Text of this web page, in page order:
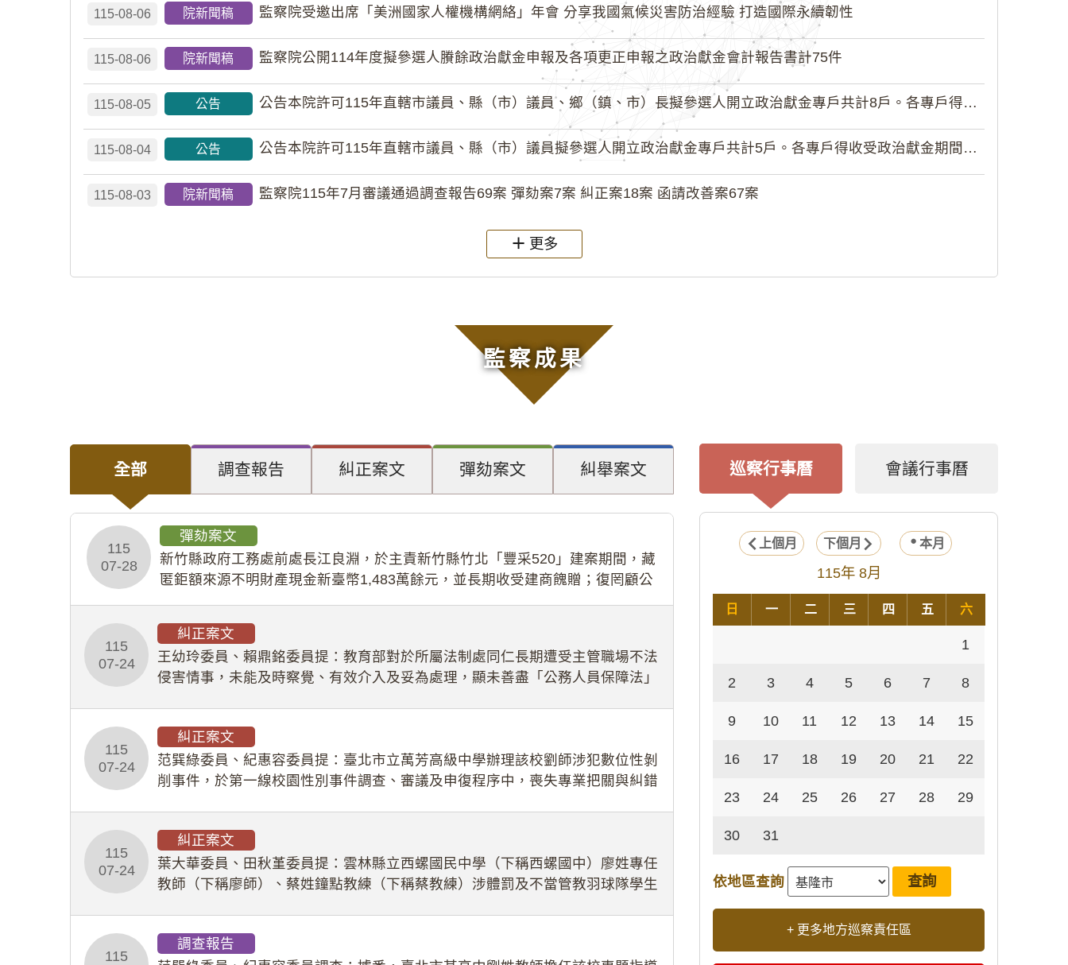
115-08-06 院新聞稿 監察院受邀出席「美洲國家人權機構網絡」年會 分享我國氣候災害防治經驗 打造國際永續韌性
115-08-06 院新聞稿 監察院公開114年度擬參選人賸餘政治獻金申報及各項更正申報之政治獻金會計報告書計75件
115-08-05 公告 公告本院許可115年直轄市議員、縣（市）議員、鄉（鎮、市）長擬參選人開立政治獻金專戶共計8戶。各專戶得收受...
115-08-04 公告 公告本院許可115年直轄市議員、縣（市）議員擬參選人開立政治獻金專戶共計5戶。各專戶得收受政治獻金期間為自...
115-08-03 院新聞稿 監察院115年7月審議通過調查報告69案 彈劾案7案 糾正案18案 函請改善案67案
更多
監察成果
全部 調查報告 糾正案文 彈劾案文 糾舉案文
115
07-28
彈劾案文
新竹縣政府工務處前處長江良淵，於主責新竹縣竹北「豐采520」建案期間，藏
匿鉅額來源不明財產現金新臺幣1,483萬餘元，並長期收受建商餽贈；復罔顧公
115
07-24
糾正案文
王幼玲委員、賴鼎銘委員提：教育部對於所屬法制處同仁長期遭受主管職場不法
侵害情事，未能及時察覺、有效介入及妥為處理，顯未善盡「公務人員保障法」
115
07-24
糾正案文
范巽綠委員、紀惠容委員提：臺北市立萬芳高級中學辦理該校劉師涉犯數位性剝
削事件，於第一線校園性別事件調查、審議及申復程序中，喪失專業把關與糾錯
115
07-24
糾正案文
葉大華委員、田秋堇委員提：雲林縣立西螺國民中學（下稱西螺國中）廖姓專任
教師（下稱廖師）、蔡姓鐘點教練（下稱蔡教練）涉體罰及不當管教羽球隊學生
115
調查報告
巡察行事曆 會議行事曆
上個月 下個月 本月
115年 8月
日 一 二 三 四 五 六
1
2 3 4 5 6 7 8
9 10 11 12 13 14 15
16 17 18 19 20 21 22
23 24 25 26 27 28 29
30 31
依地區查詢
+ 更多地方巡察責任區